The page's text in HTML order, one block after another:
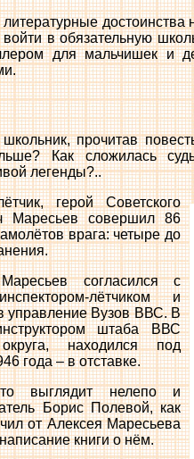
в обязательную
для мальчишек и
прочитав
Как сложилась
легенды?..
герой Советского
Маресьев совершил 86
врага: четыре до
согласился с
лётчиком и
управление Вузов ВВС. В
штаба ВВС
находился под
года – в отставке.
выглядит нелепо и
Борис Полевой, как
от Алексея Маресьева
книги о нём.